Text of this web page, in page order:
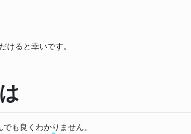
ると幸いです。
も良くわかりません。